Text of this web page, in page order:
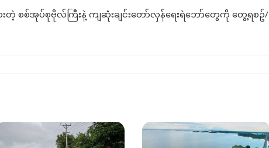
စစ်အုပ်စုဗိုလ်ကြီးနဲ့ ကျဆုံး​ချင်း​တော်လှန်​ရေးရဲ​ဘော်​တွေကို ​တွေ့ရစဥ်/